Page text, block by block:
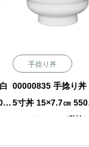
㏄
手捻り丼
00000835 手捻り丼
5寸丼 15×7.7㎝
P.48 ￥1600（税抜